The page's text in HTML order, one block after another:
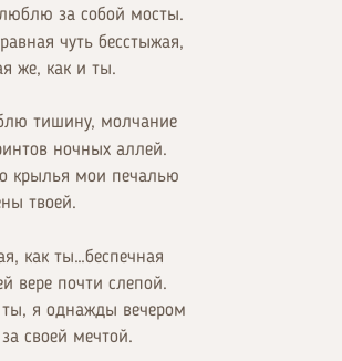
за собой мосты.
чуть бесстыжая,
же, как и ты.
тишину, молчание
ночных аллей.
крылья мои печалью
твоей.
как ты…беспечная
вере почти слепой.
я однажды вечером
своей мечтой.